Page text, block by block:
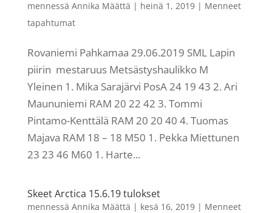
mennessä Annika Määttä | heinä 1, 2019| Menneet
tapahtumat
Rovaniemi Pahkamaa 29.06.2019 SML Lapin
piirin mestaruus Metsästyshaulikko M
Yleinen 1. Mika Sarajärvi PosA 24 19 43 2. Ari
Maununiemi RAM 20 22 42 3. Tommi
Pintamo-Kenttälä RAM 20 20 40 4. Tuomas
Majava RAM 18 – 18 M50 1. Pekka Miettunen
23 23 46 M60 1. Harte...
Skeet Arctica 15.6.19 tulokset
mennessä Annika Määttä | kesä 16, 2019| Menneet